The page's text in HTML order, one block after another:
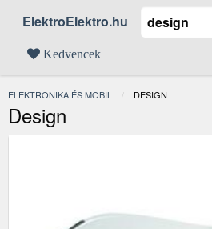
ElektroElektro.hu
Kedvencek
ELEKTRONIKA ÉS MOBIL JELENLEGI:
DESIGN
Design